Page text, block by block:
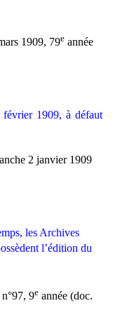
1909, 79e année
1909, à défaut
2 janvier 1909
les Archives
l’édition du
9e année (doc.